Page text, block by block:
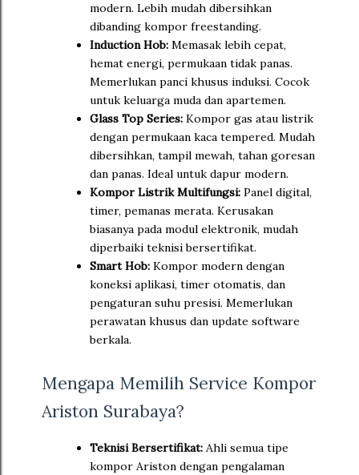
modern. Lebih mudah dibersihkan
dibanding kompor freestanding.
Induction Hob: Memasak lebih cepat,
hemat energi, permukaan tidak panas.
Memerlukan panci khusus induksi. Cocok
untuk keluarga muda dan apartemen.
Glass Top Series: Kompor gas atau listrik
dengan permukaan kaca tempered. Mudah
dibersihkan, tampil mewah, tahan goresan
dan panas. Ideal untuk dapur modern.
Kompor Listrik Multifungsi: Panel digital,
timer, pemanas merata. Kerusakan
biasanya pada modul elektronik, mudah
diperbaiki teknisi bersertifikat.
Smart Hob: Kompor modern dengan
koneksi aplikasi, timer otomatis, dan
pengaturan suhu presisi. Memerlukan
perawatan khusus dan update software
berkala.
Mengapa Memilih Service Kompor
Ariston Surabaya?
Teknisi Bersertifikat: Ahli semua tipe
kompor Ariston dengan pengalaman